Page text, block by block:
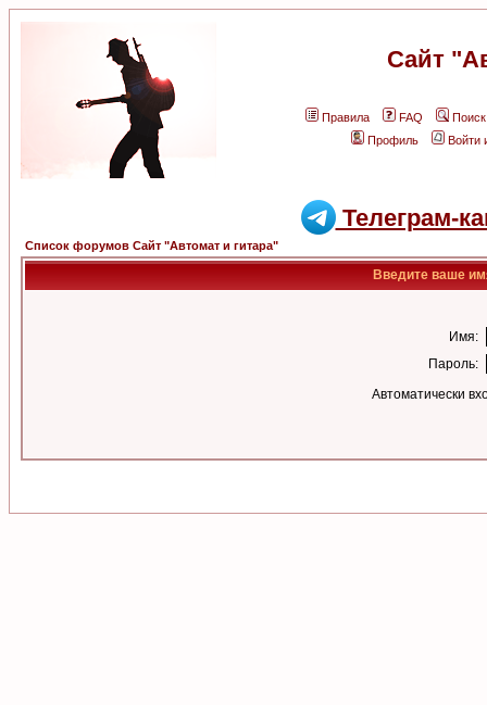
Сайт
Правила FAQ
Поиск
Профиль
Войти
Телеграм-
Список форумов Сайт "Автомат и гитара"
Введите ваше
Имя:
Пароль:
Автоматически